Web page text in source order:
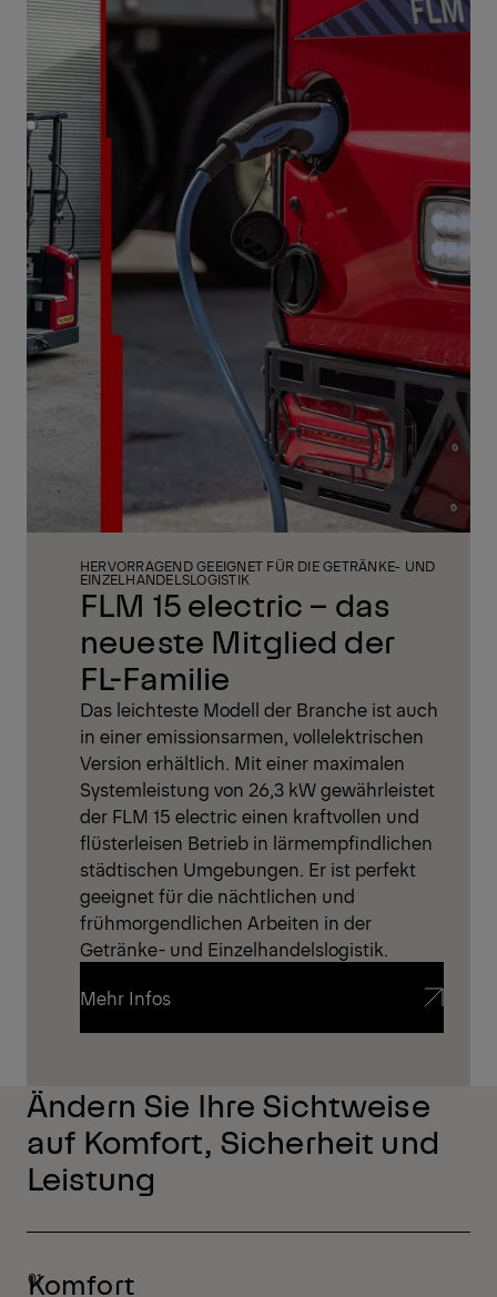
FLM 15 electric – das
neueste Mitglied der
FL-Familie
HERVORRAGEND GEEIGNET FÜR DIE GETRÄNKE- UND
EINZELHANDELSLOGISTIK
Das leichteste Modell der Branche ist auch
in einer emissionsarmen, vollelektrischen
Version erhältlich. Mit einer maximalen
Systemleistung von 26,3 kW gewährleistet
der FLM 15 electric einen kraftvollen und
flüsterleisen Betrieb in lärmempfindlichen
städtischen Umgebungen. Er ist perfekt
geeignet für die nächtlichen und
frühmorgendlichen Arbeiten in der
Getränke- und Einzelhandelslogistik.
Mehr Infos
Ändern Sie Ihre Sichtweise
auf Komfort, Sicherheit und
Leistung
Komfort